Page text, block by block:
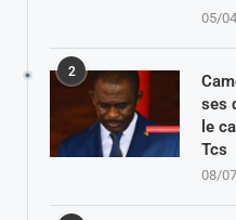
05/
2
ses
le
Tcs
08/